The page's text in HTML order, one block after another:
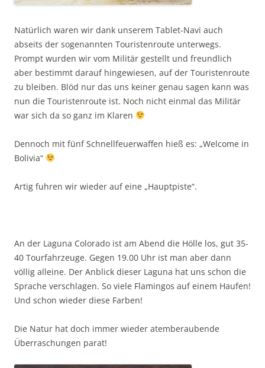
Natürlich waren wir dank unserem Tablet-Navi auch
abseits der sogenannten Touristenroute unterwegs.
Prompt wurden wir vom Militär gestellt und freundlich
aber bestimmt darauf hingewiesen, auf der Touristenroute
zu bleiben. Blöd nur das uns keiner genau sagen kann was
nun die Touristenroute ist. Noch nicht einmal das Militär
war sich da so ganz im Klaren
Dennoch mit fünf Schnellfeuerwaffen hieß es: „Welcome in
Bolivia“
Artig fuhren wir wieder auf eine „Hauptpiste“.
An der Laguna Colorado ist am Abend die Hölle los, gut 35-
40 Tourfahrzeuge. Gegen 19.00 Uhr ist man aber dann
völlig alleine. Der Anblick dieser Laguna hat uns schon die
Sprache verschlagen. So viele Flamingos auf einem Haufen!
Und schon wieder diese Farben!
Die Natur hat doch immer wieder atemberaubende
Überraschungen parat!